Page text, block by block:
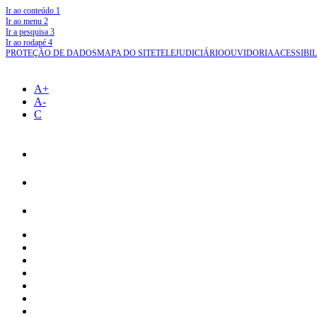
Ir ao conteúdo 1
Ir ao menu 2
Ir a pesquisa 3
Ir ao rodapé 4
PROTEÇÃO DE DADOSMAPA DO SITETELEJUDICIÁRIOOUVIDORIA
A+
A-
C